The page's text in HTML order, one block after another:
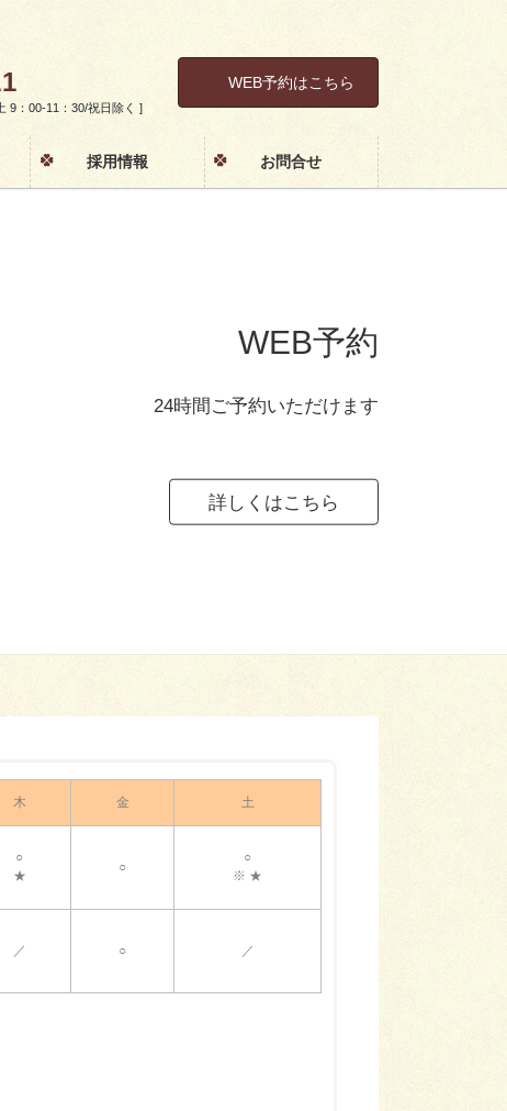
9：00-11：30/祝日除く ]
WEB予約はこちら
採用情報 お問合せ
WEB予約
24時間ご予約いただけます
詳しくはこちら
木 金 土
○
★
○
○
※ ★
／ ○ ／